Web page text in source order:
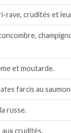
rave, crudités et
et moutarde.
farcis au
russe.
crudités.